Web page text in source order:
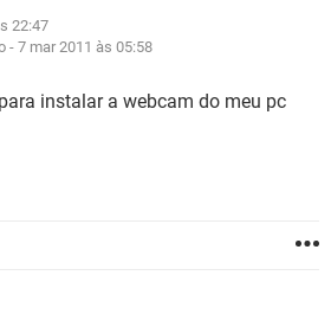
EXCEL
GMAIL
EXCEL
WHATSAPP
22:47
-7 mar 2011 às 05:58
instalar a webcam do meu pc